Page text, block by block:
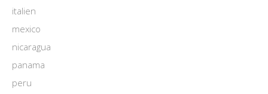
italien
mexico
nicaragua
panama
peru